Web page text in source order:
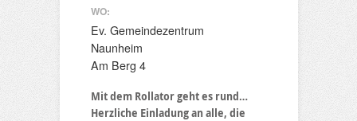
WO:
Ev. Gemeindezentrum
Naunheim
Am Berg 4
Mit dem Rollator geht es rund…
Herzliche Einladung an alle, die